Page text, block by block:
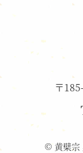
〒
© 黄檗宗